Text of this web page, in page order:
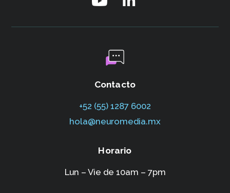
Contacto
+52 (55) 1287 6002‬
hola@neuromedia.mx
Horario
Lun – Vie de 10am – 7pm